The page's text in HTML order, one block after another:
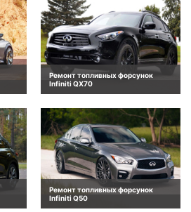
Ремонт топливных форсунок
Infiniti QX70
Ремонт топливных форсунок
Infiniti Q50